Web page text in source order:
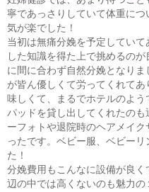
寧であっさりしていて体重につ
気が楽でした！
当初は無痛分娩を予定してい
した知識を得た上で挑めるの
に間に合わず自然分娩となり
が皆ん優しくて労ってくれて
味しくて、まるでホテルのよ
パッドを貸し出してくれたの
ーフォトや退院時のヘアメイ
ったです。ベビー服、ベビー
た！
分娩費用もこんなに設備が良
辺の中では高くないのも魅力の